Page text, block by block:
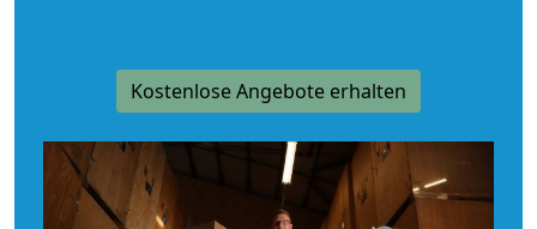
Kostenlose Angebote erhalten